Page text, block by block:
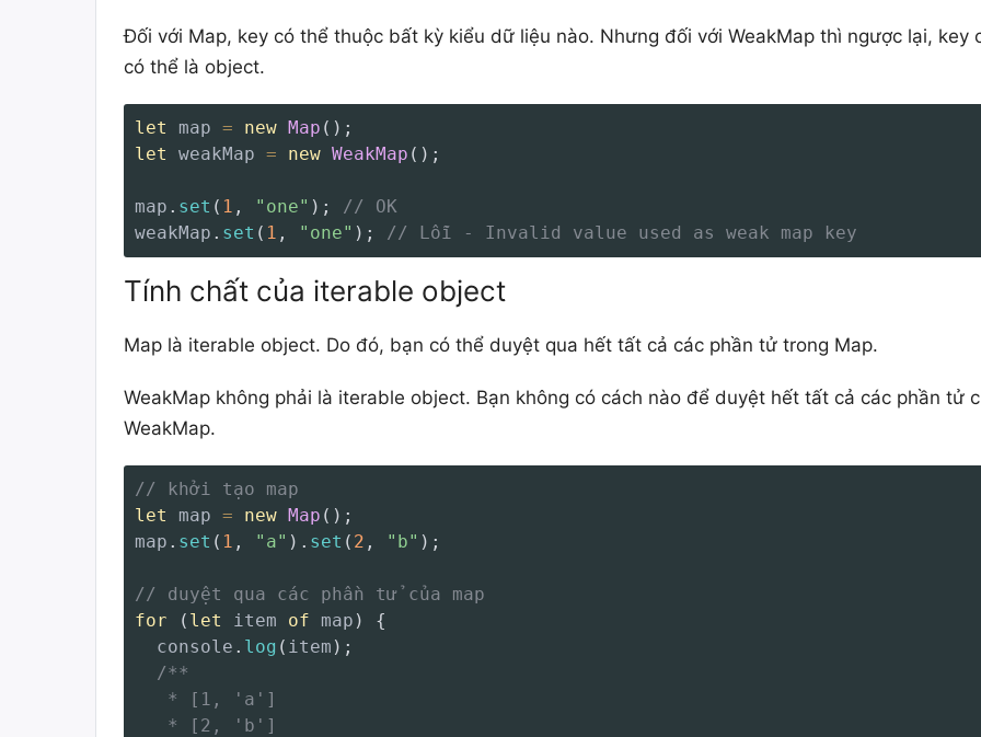
Đối với Map, key có thể thuộc bất kỳ kiểu dữ liệu nào. Nhưng đối với WeakMap thì ngược lại, key
có thể là object.
let map = new Map ( ) ;
let
weakMap = new WeakMap ( ) ;
map . set ( 1 , "one" ) ;
// OK
weakMap . set ( 1 , "one" ) ; // Lỗi - Invalid value used as weak map key
Tính chất của iterable object
Map là iterable object. Do đó, bạn có thể duyệt qua hết tất cả các phần tử trong Map.
WeakMap không phải là iterable object. Bạn không có cách nào để duyệt hết tất cả các phần tử
WeakMap.
// khởi tạo map
let
map = new Map ( ) ;
map . set ( 1 , "a" ) . set ( 2 , "b" ) ;
// duyệt qua các phần tử của map
for
( let item of map )
{
  console
. log ( item ) ;
/**
   * [1, 'a']
   * [2, 'b']